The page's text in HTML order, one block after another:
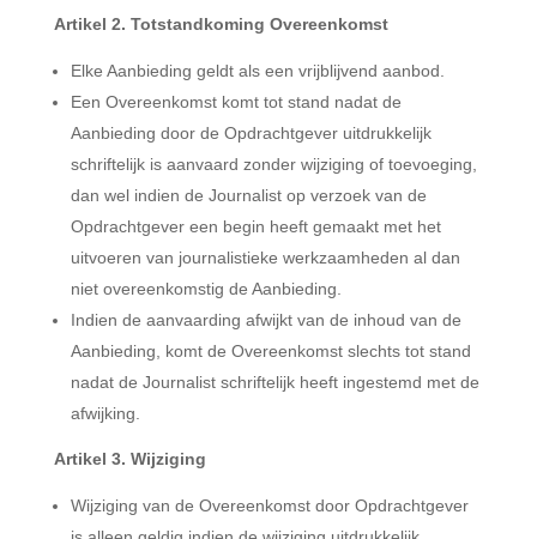
Artikel 2. Totstandkoming Overeenkomst
Elke Aanbieding geldt als een vrijblijvend aanbod.
Een Overeenkomst komt tot stand nadat de
Aanbieding door de Opdrachtgever uitdrukkelijk
schriftelijk is aanvaard zonder wijziging of toevoeging,
dan wel indien de Journalist op verzoek van de
Opdrachtgever een begin heeft gemaakt met het
uitvoeren van journalistieke werkzaamheden al dan
niet overeenkomstig de Aanbieding.
Indien de aanvaarding afwijkt van de inhoud van de
Aanbieding, komt de Overeenkomst slechts tot stand
nadat de Journalist schriftelijk heeft ingestemd met de
afwijking.
Artikel 3. Wijziging
Wijziging van de Overeenkomst door Opdrachtgever